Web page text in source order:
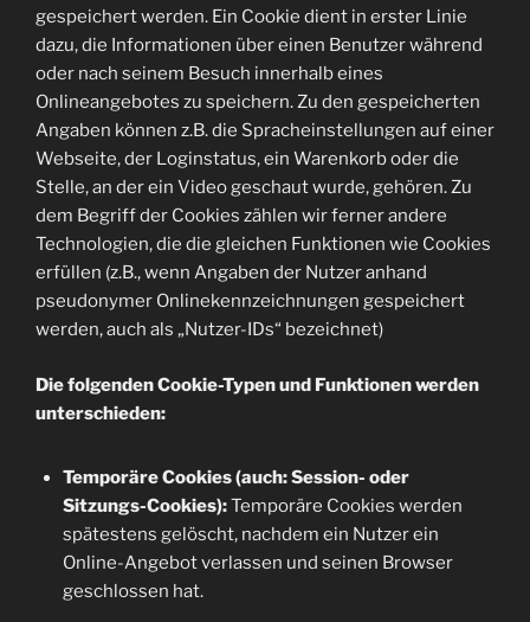
gespeichert werden. Ein Cookie dient in erster Linie
dazu, die Informationen über einen Benutzer während
oder nach seinem Besuch innerhalb eines
Onlineangebotes zu speichern. Zu den gespeicherten
Angaben können z.B. die Spracheinstellungen auf einer
Webseite, der Loginstatus, ein Warenkorb oder die
Stelle, an der ein Video geschaut wurde, gehören. Zu
dem Begriff der Cookies zählen wir ferner andere
Technologien, die die gleichen Funktionen wie Cookies
erfüllen (z.B., wenn Angaben der Nutzer anhand
pseudonymer Onlinekennzeichnungen gespeichert
werden, auch als „Nutzer-IDs“ bezeichnet)
Die folgenden Cookie-Typen und Funktionen werden
unterschieden:
Temporäre Cookies (auch: Session- oder
Sitzungs-Cookies):Temporäre Cookies werden
spätestens gelöscht, nachdem ein Nutzer ein
Online-Angebot verlassen und seinen Browser
geschlossen hat.